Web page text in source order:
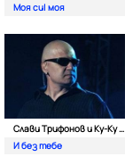
Моя си| моя
Слави Трифонов и Ку-Kу Бенд
И без тебе